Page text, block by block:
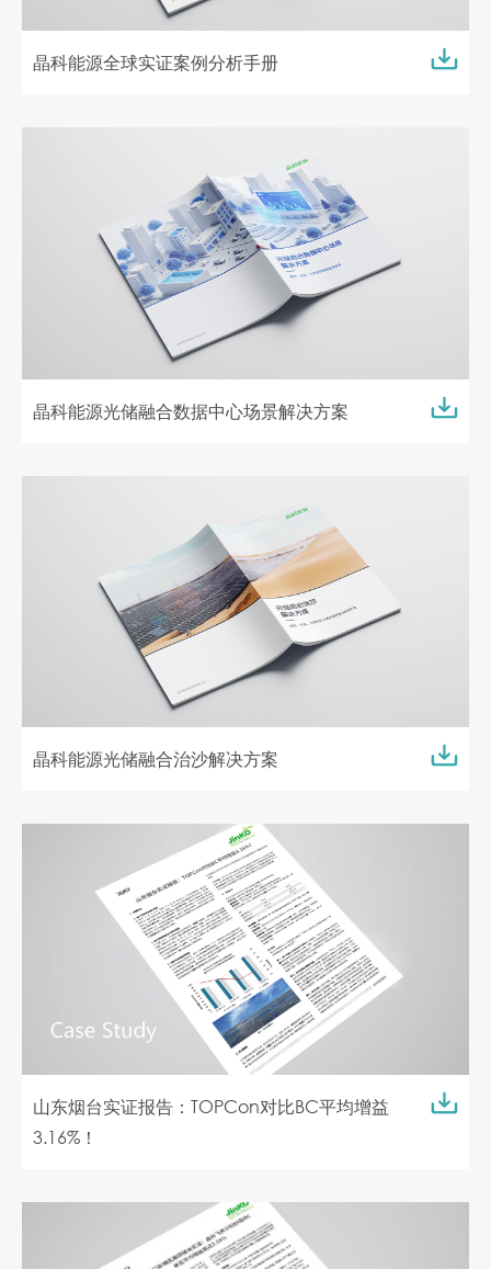
晶科能源全球实证案例分析手册
晶科能源光储融合数据中心场景解决方案
晶科能源光储融合治沙解决方案
山东烟台实证报告：TOPCon对比BC平均增益
3.16%！